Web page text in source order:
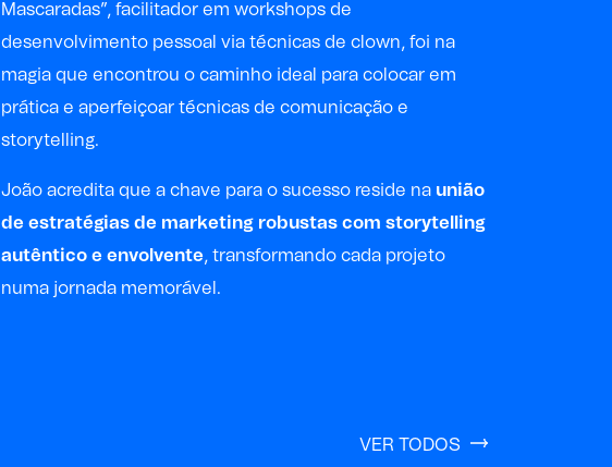
Mascaradas”, facilitador em workshops de
desenvolvimento pessoal via técnicas de clown, foi na
magia que encontrou o caminho ideal para colocar em
prática e aperfeiçoar técnicas de comunicação e
storytelling.
João acredita que a chave para o sucesso reside na união
de estratégias de marketing robustas com storytelling
autêntico e envolvente, transformando cada projeto
numa jornada memorável.
VER TODOS